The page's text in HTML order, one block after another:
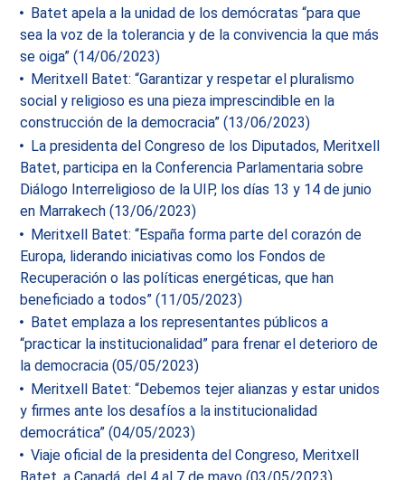
Batet apela a la unidad de los demócratas “para que
sea la voz de la tolerancia y de la convivencia la que más
se oiga” (14/06/2023)
Meritxell Batet: “Garantizar y respetar el pluralismo
social y religioso es una pieza imprescindible en la
construcción de la democracia” (13/06/2023)
La presidenta del Congreso de los Diputados, Meritxell
Batet, participa en la Conferencia Parlamentaria sobre
Diálogo Interreligioso de la UIP, los días 13 y 14 de junio
en Marrakech (13/06/2023)
Meritxell Batet: “España forma parte del corazón de
Europa, liderando iniciativas como los Fondos de
Recuperación o las políticas energéticas, que han
beneficiado a todos” (11/05/2023)
Batet emplaza a los representantes públicos a
“practicar la institucionalidad” para frenar el deterioro de
la democracia (05/05/2023)
Meritxell Batet: “Debemos tejer alianzas y estar unidos
y firmes ante los desafíos a la institucionalidad
democrática” (04/05/2023)
Viaje oficial de la presidenta del Congreso, Meritxell